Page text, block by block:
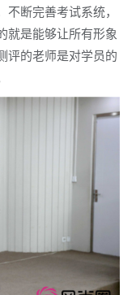
断完善考试系统，
就是能够让所有形象
评的老师是对学员的